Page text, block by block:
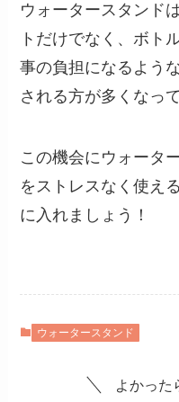
ウォータースタンド
トだけでなく、ボト
事の負担になるよう
される方が多くなっ
この機会にウォータ
をストレスなく使え
に入れましょう！
ウォータースタンド
よかった